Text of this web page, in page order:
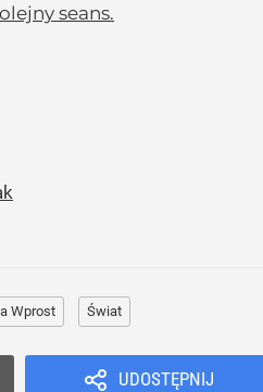
seans.
Wprost Świat
UDOSTĘPNIJ